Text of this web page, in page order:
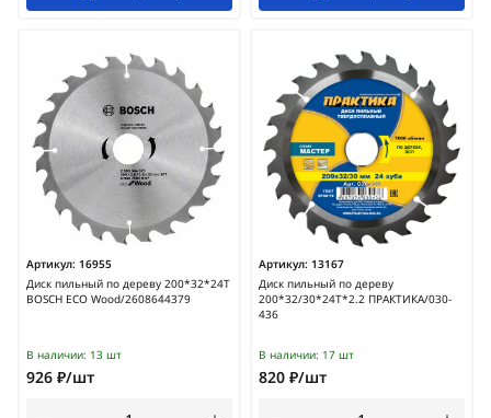
Артикул: 16955
Диск пильный по дереву 200*32*24T
BOSCH ECO Wood/2608644379
В наличии: 13 шт
926 ₽/шт
Артикул: 13167
Диск пильный по дереву
200*32/30*24Т*2.2 ПРАКТИКА/030-
436
В наличии: 17 шт
820 ₽/шт